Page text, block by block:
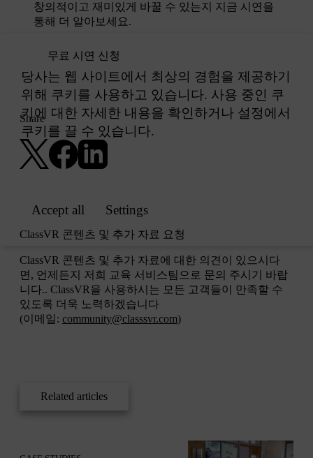
창의적이고 재미있게 바꿀 수 있는지 지금 시연을
통해 더 알아보세요.​
무료 시연 신청​
Share
ClassVR 콘텐츠 및 추가 자료 요청​
ClassVR 콘텐츠 및 추가 자료에 대한 의견이 있으시다
면, 언제든지 저희 교육 서비스팀으로 문의 주시기 바랍
니다.. ClassVR을 사용하시는 모든 고객들이 만족할 수
있도록 더욱 노력하겠습니다​
(이메일: community@classsvr.com) ​
Related articles